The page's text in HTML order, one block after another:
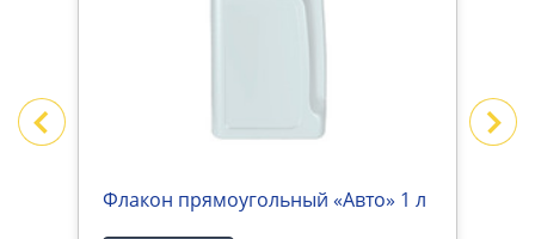
Флакон прямоугольный «Авто» 1 л